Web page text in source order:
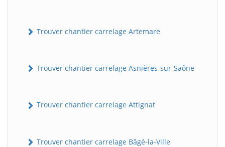
Trouver chantier carrelage Artemare
Trouver chantier carrelage Asnières-sur-Saône
Trouver chantier carrelage Attignat
Trouver chantier carrelage Bâgé-la-Ville